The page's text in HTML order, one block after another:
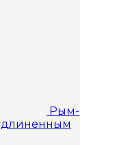
Рым-